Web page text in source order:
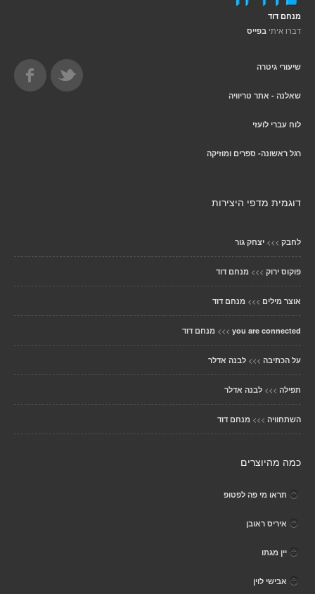
מנחם דוד
דברו איתי בפייס
שיעורי גיטרה
שאלנה - אתר טריוויה
לוח עברי לועזי
רגל ראשונה- ספרים ומוזיקה
דוגמית מדפי היצירות
לחבק >>> יצחק גור
פוקוס ירוק >>> מנחם דוד
אוצר מילים >>> מנחם דוד
you are connected
>>> מנחם דוד
על הכתיבה >>> לבנה אדלר
תפילה >>> לבנה אדלר
השתחוויה >>> מנחם דוד
כמה מהיוצרים
תראו מי פה לפטופ
איריס ראובן
יין מגתו
אבישי לוין